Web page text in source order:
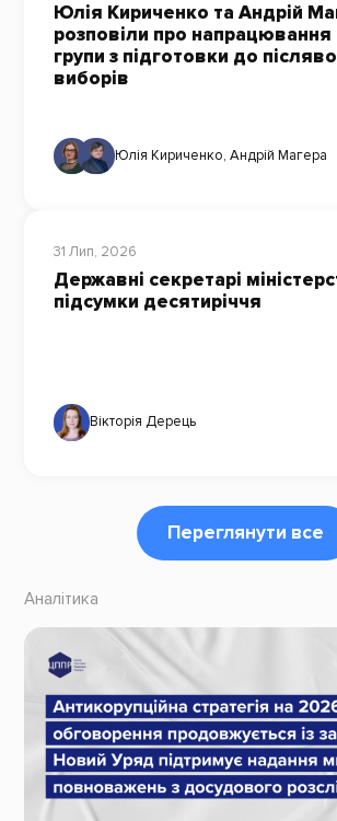
Юлія Кириченко та Андрій
розповіли про напрацювання
групи з підготовки до
виборів
Юлія Кириченко, Андрій Магера
31 Лип, 2026
Державні секретарі
підсумки десятиріччя
Вікторія Дерець
Переглянути все
Аналітика